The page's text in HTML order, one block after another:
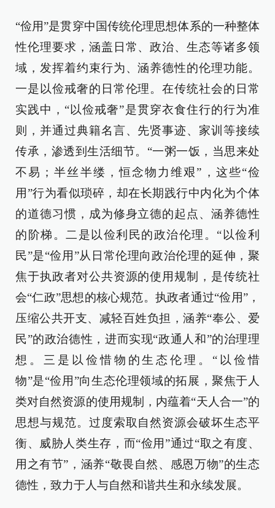
“俭用”是贯穿中国传统伦理思想体系的一种整体
性伦理要求，涵盖日常、政治、生态等诸多领
域，发挥着约束行为、涵养德性的伦理功能。
一是以俭戒奢的日常伦理。在传统社会的日常
实践中，“以俭戒奢”是贯穿衣食住行的行为准
则，并通过典籍名言、先贤事迹、家训等接续
传承，渗透到生活细节。“一粥一饭，当思来处
不易；半丝半缕，恒念物力维艰”，这些“俭
用”行为看似琐碎，却在长期践行中内化为个体
的道德习惯，成为修身立德的起点、涵养德性
的阶梯。二是以俭利民的政治伦理。“以俭利
民”是“俭用”从日常伦理向政治伦理的延伸，聚
焦于执政者对公共资源的使用规制，是传统社
会“仁政”思想的核心规范。执政者通过“俭用”，
压缩公共开支、减轻百姓负担，涵养“奉公、爱
民”的政治德性，进而实现“政通人和”的治理理
想。三是以俭惜物的生态伦理。“以俭惜
物”是“俭用”向生态伦理领域的拓展，聚焦于人
类对自然资源的使用规制，内蕴着“天人合一”的
思想与规范。过度索取自然资源会破坏生态平
衡、威胁人类生存，而“俭用”通过“取之有度、
用之有节”，涵养“敬畏自然、感恩万物”的生态
德性，致力于人与自然和谐共生和永续发展。